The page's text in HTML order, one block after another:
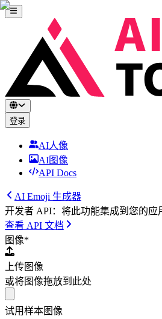
登录
AI人像
AI图像
API Docs
AI Emoji 生成器
开发者 API：将此功能集成到您的应
查看 API 文档
图像*
上传图像
或将图像拖放到此处
试用样本图像